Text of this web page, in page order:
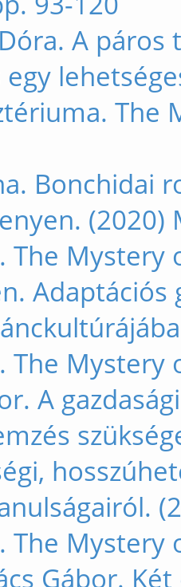
A
The
Bonchidai
(2020)
The
The
A
The
Gábor.